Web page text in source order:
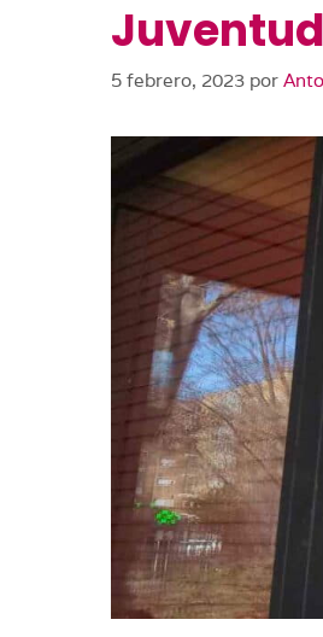
5 febrero, 2023 por